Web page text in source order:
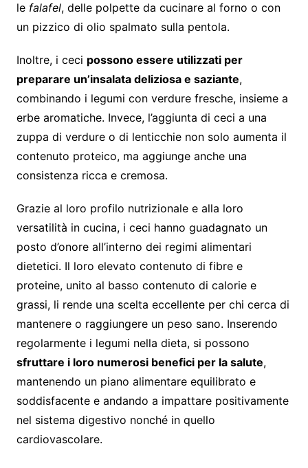
le falafel, delle polpette da cucinare al forno o con
un pizzico di olio spalmato sulla pentola.
Inoltre, i ceci possono essere utilizzati per
preparare un’insalata deliziosa e saziante,
combinando i legumi con verdure fresche, insieme a
erbe aromatiche. Invece, l’aggiunta di ceci a una
zuppa di verdure o di lenticchie non solo aumenta il
contenuto proteico, ma aggiunge anche una
consistenza ricca e cremosa.
Grazie al loro profilo nutrizionale e alla loro
versatilità in cucina, i ceci hanno guadagnato un
posto d’onore all’interno dei regimi alimentari
dietetici. Il loro elevato contenuto di fibre e
proteine, unito al basso contenuto di calorie e
grassi, li rende una scelta eccellente per chi cerca di
mantenere o raggiungere un peso sano. Inserendo
regolarmente i legumi nella dieta, si possono
sfruttare i loro numerosi benefici per la salute,
mantenendo un piano alimentare equilibrato e
soddisfacente e andando a impattare positivamente
nel sistema digestivo nonché in quello
cardiovascolare.